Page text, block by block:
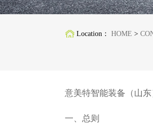
Location： HOME >
意美特智能装备（山
一、总则